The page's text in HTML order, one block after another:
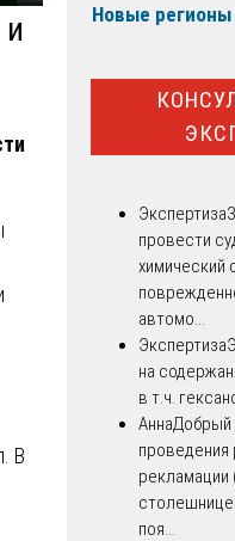
В
Новые регионы
Экспертиза
провести
химический
автомо...
Экспертиза
на
в т.ч.
АннаДобрый
проведения
рекламации
поя...